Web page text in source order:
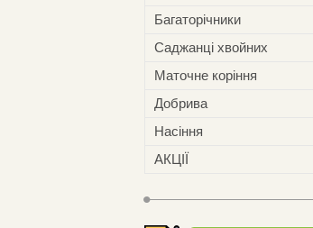
Багаторічники
Саджанці хвойних
Маточне коріння
Добрива
Насіння
АКЦІЇ